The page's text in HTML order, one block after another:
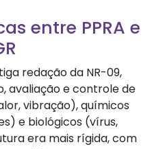
entre PPRA e
redação da NR-09,
avaliação e controle de
vibração), químicos
e biológicos (vírus,
era mais rígida, com